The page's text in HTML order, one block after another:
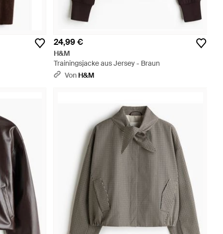
24,99 €
H&M
Trainingsjacke aus Jersey - Braun
Von H&M